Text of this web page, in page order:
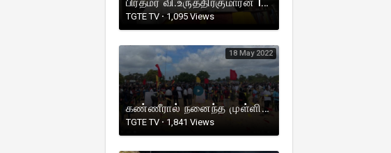
TGTE TV ·1,095 Views
18 May 2022
கண்ணீரால் நனைந்த முள்ளிவாய்க்கால் மண் களத்திலிருந்து நேரலையாக
TGTE TV · 1,841 Views